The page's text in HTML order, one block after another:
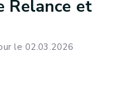
Relance et
le 02.03.2026